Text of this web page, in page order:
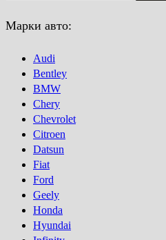
Марки авто:
Audi
Bentley
BMW
Chery
Chevrolet
Citroen
Datsun
Fiat
Ford
Geely
Honda
Hyundai